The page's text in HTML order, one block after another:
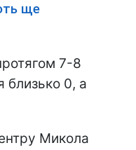
ще
7-8
близько 0, а
Микола